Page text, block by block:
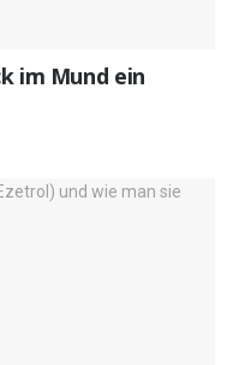
im Mund ein